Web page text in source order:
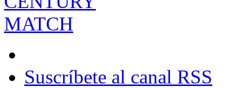
Suscríbete al canal RSS